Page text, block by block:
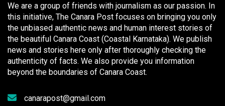
We are a group of friends with journalism as our passion. In
this initiative, The Canara Post focuses on bringing you only
the unbiased authentic news and human interest stories of
the beautiful Canara Coast (Coastal Karnataka). We publish
news and stories here only after thoroughly checking the
authenticity of facts. We also provide you information
beyond the boundaries of Canara Coast.
canarapost@gmail.com